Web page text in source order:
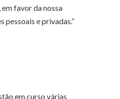
favor da nossa
pessoais e privadas.”
em curso várias